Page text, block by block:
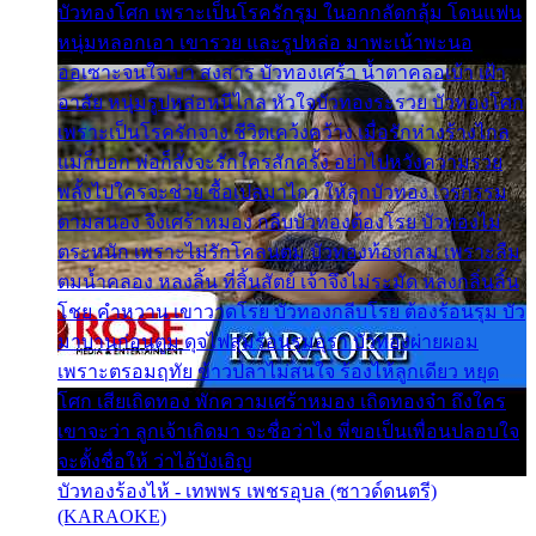
บัวทองโศก เพราะเป็นโรครักรุม ในอกกลัดกลุ้ม โดนแฟน
หนุ่มหลอกเอา เขารวย และรูปหล่อ มาพะเน้าพะนอ
ออเซาะจนใจเบา สงสาร บัวทองเศร้า น้ำตาคลอเบ้า เฝ้า
อาลัย หนุ่มรูปหล่อหนีไกล หัวใจบัวทองระรวย บัวทองโศก
เพราะเป็นโรครักจาง ชีวิตเคว้งคว้าง เมื่อรักห่างร้างไกล
แม่ก็บอก พ่อก็สั่งจะรักใครสักครั้ง อย่าไปหวังความรวย
พลั้งไปใครจะช่วย ซื้อเปลมาไกว ให้ลูกบัวทอง เวรกรรม
ตามสนอง จึงเศร้าหมอง กลีบบัวทองต้องโรย บัวทองไม่
ตระหนัก เพราะไม่รักโคลนตม บัวทองท้องกลม เพราะลืม
ตมน้ำคลอง หลงลิ้น ที่สิ้นสัตย์ เจ้าจึงไม่ระมัด หลงกลิ่นลิ้น
โชย คำหวาน เขาวาดโรย บัวทองกลีบโรย ต้องร้อนรุม บัว
มาบานก่อนตูม ดุจไฟสุมร้อนรุมอุรา บัวทองผ่ายผอม
เพราะตรอมฤทัย ข้าวปลาไม่สนใจ ร้องไห้ลูกเดียว หยุด
โศก เสียเถิดทอง พักความเศร้าหมอง เถิดทองจ๋า ถึงใคร
เขาจะว่า ลูกเจ้าเกิดมา จะชื่อว่าไง พี่ขอเป็นเพื่อนปลอบใจ
จะตั้งชื่อให้ ว่าไอ้บังเอิญ
บัวทองร้องไห้ - เทพพร เพชรอุบล (ซาวด์ดนตรี)
(KARAOKE)